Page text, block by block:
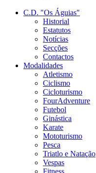
C.D. "Os Águias"
Historial
Estatutos
Notícias
Secções
Contactos
Modalidades
Atletismo
Ciclismo
Cicloturismo
FourAdventure
Futebol
Ginástica
Karate
Mototurismo
Pesca
Triatlo e Natação
Vespas